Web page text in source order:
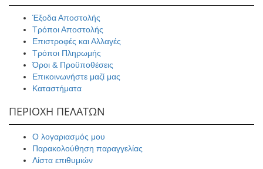
Έξοδα Αποστολής
Τρόποι Αποστολής
Επιστροφές και Αλλαγές
Τρόποι Πληρωμής
Όροι & Προϋποθέσεις
Επικοινωνήστε μαζί μας
Καταστήματα
ΠΕΡΙΟΧΗ ΠΕΛΑΤΩΝ
Ο λογαριασμός μου
Παρακολούθηση παραγγελίας
Λίστα επιθυμιών